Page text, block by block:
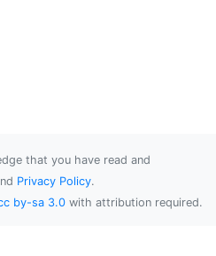
that you have read and
Privacy Policy.
by-sa 3.0 with attribution required.